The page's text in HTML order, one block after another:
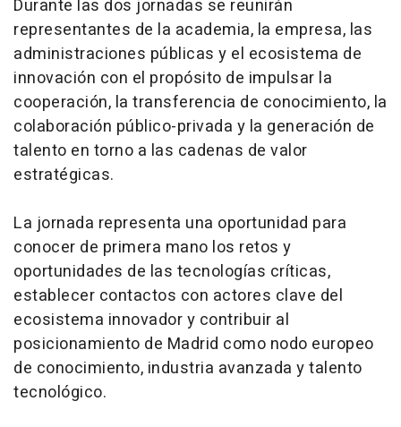
Durante las dos jornadas se reunirán
representantes de la academia, la empresa, las
administraciones públicas y el ecosistema de
innovación con el propósito de impulsar la
cooperación, la transferencia de conocimiento, la
colaboración público-privada y la generación de
talento en torno a las cadenas de valor
estratégicas.
La jornada representa una oportunidad para
conocer de primera mano los retos y
oportunidades de las tecnologías críticas,
establecer contactos con actores clave del
ecosistema innovador y contribuir al
posicionamiento de Madrid como nodo europeo
de conocimiento, industria avanzada y talento
tecnológico.